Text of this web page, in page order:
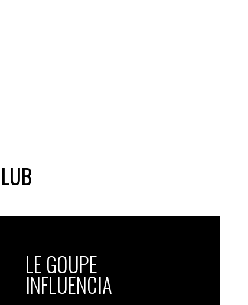
LE GOUPE
INFLUENCIA